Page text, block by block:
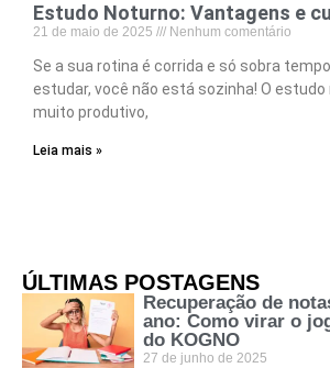
Estudo Noturno: Vantagens e
21 de maio de 2025 Nenhum comentário
Se a sua rotina é corrida e só sobra
estudar, você não está sozinha! O
muito produtivo,
Leia mais »
ÚLTIMAS POSTAGENS
Recuperação de
ano: Como virar o
do KOGNO
27 de junho de 2025